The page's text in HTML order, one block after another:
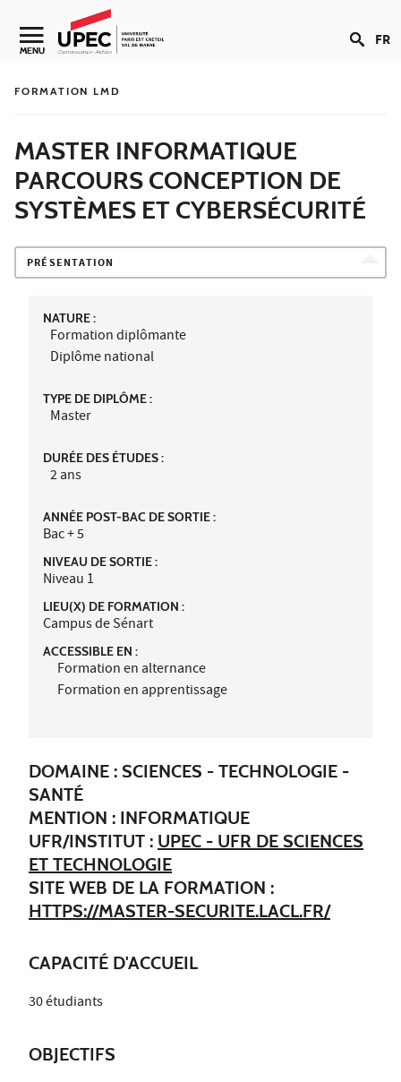
Aller au contenu
Navigation secondaire
MENU FR
FORMATION LMD
MASTER INFORMATIQUE
PARCOURS CONCEPTION DE
SYSTÈMES ET CYBERSÉCURITÉ
PRÉSENTATION
NATURE :
Formation diplômante
Diplôme national
TYPE DE DIPLÔME :
Master
DURÉE DES ÉTUDES :
2 ans
ANNÉE POST-BAC DE SORTIE :
Bac + 5
NIVEAU DE SORTIE :
Niveau 1
LIEU(X) DE FORMATION :
Campus de Sénart
ACCESSIBLE EN :
Formation en alternance
Formation en apprentissage
DOMAINE : SCIENCES - TECHNOLOGIE -
SANTÉ
MENTION : INFORMATIQUE
UFR/INSTITUT : UPEC - UFR DE SCIENCES
ET TECHNOLOGIE
SITE WEB DE LA FORMATION :
HTTPS://MASTER-SECURITE.LACL.FR/
CAPACITÉ D'ACCUEIL
30 étudiants
OBJECTIFS